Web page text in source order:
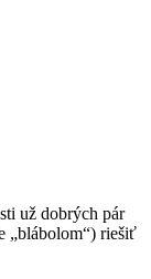
už dobrých pár
„blábolom“) riešiť